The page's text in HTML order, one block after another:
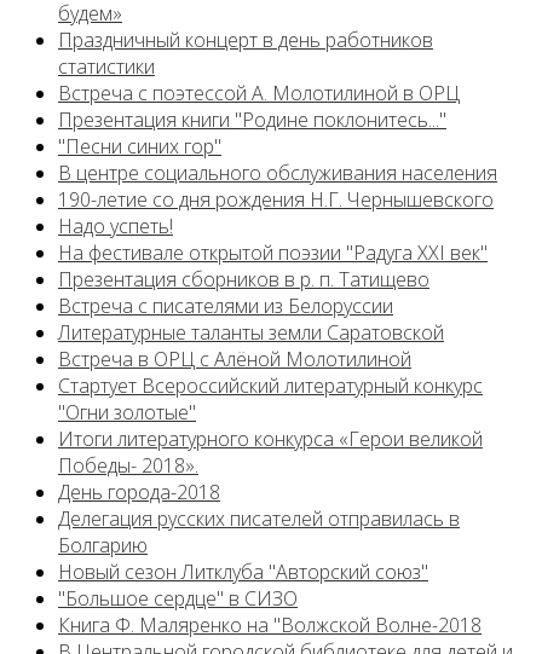
будем»
Праздничный концерт в день работников
статистики
Встреча с поэтессой А. Молотилиной в ОРЦ
Презентация книги "Родине поклонитесь..."
"Песни синих гор"
В центре социального обслуживания населения
190-летие со дня рождения Н.Г. Чернышевского
Надо успеть!
На фестивале открытой поэзии "Радуга XXI век"
Презентация сборников в р. п. Татищево
Встреча с писателями из Белоруссии
Литературные таланты земли Саратовской
Встреча в ОРЦ с Алёной Молотилиной
Cтартует Всероссийский литературный конкурс
"Огни золотые"
Итоги литературного конкурса «Герои великой
Победы- 2018».
День города-2018
Делегация русских писателей отправилась в
Болгарию
Новый сезон Литклуба "Авторский союз"
"Большое сердце" в СИЗО
Книга Ф. Маляренко на "Волжской Волне-2018